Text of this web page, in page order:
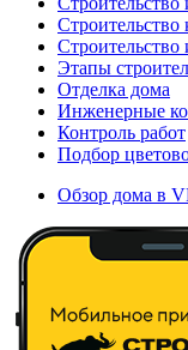
Строительство
Этапы
Отделка дома
Инженерные
Контроль работ
Подбор
Обзор дома в